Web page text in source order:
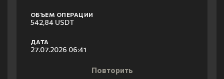
ОБЪЕМ ОПЕРАЦИИ
542,84 USDT
ДАТА
27.07.2026 06:41
Повторить